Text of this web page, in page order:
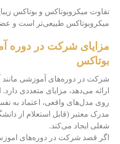
تفاوت میکروبوتاکس و بوتاکس
میکروبوتاکس طبیعی‌تر است و
مزایای شرکت در دوره
بوتاکس
شرکت در دوره‌های آموزشی مانند
ارائه می‌دهد، مزایای متعددی
روی مدل‌های واقعی، اعتماد به
مدرک معتبر (قابل استعلام از
شغلی ایجاد می‌کند.
اگر قصد شرکت در دوره‌های اموزش